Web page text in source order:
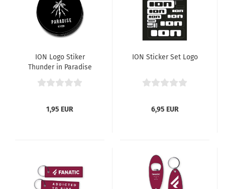
ION Logo Stiker
Thunder in Paradise
1,95 EUR
ION Sticker Set Logo
6,95 EUR